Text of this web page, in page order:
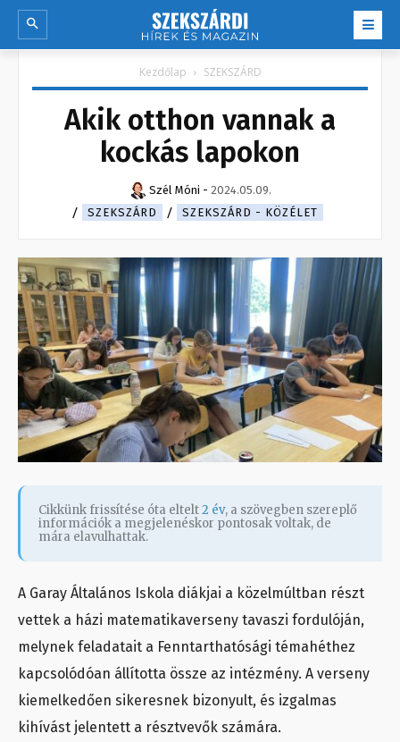
Kezdőlap SZEKSZÁRD
Akik otthon vannak a
kockás lapokon
Szél Móni - 2024.05.09.
SZEKSZÁRD
SZEKSZÁRD - KÖZÉLET
Cikkünk frissítése óta eltelt2 év, a szövegben szereplő
információk a megjelenéskor pontosak voltak, de
mára elavulhattak.
A Garay Általános Iskola diákjai a közelmúltban részt
vettek a házi matematikaverseny tavaszi fordulóján,
melynek feladatait a Fenntarthatósági témahéthez
kapcsolódóan állította össze az intézmény. A verseny
kiemelkedően sikeresnek bizonyult, és izgalmas
kihívást jelentett a résztvevők számára.